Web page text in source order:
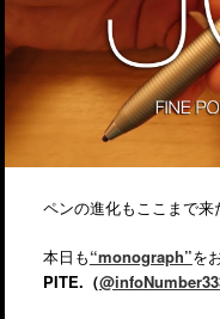
ペンの進化もここまで来
本日も“monograph”を
PITE.（